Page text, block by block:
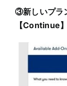
③新しいプラ
【Continue